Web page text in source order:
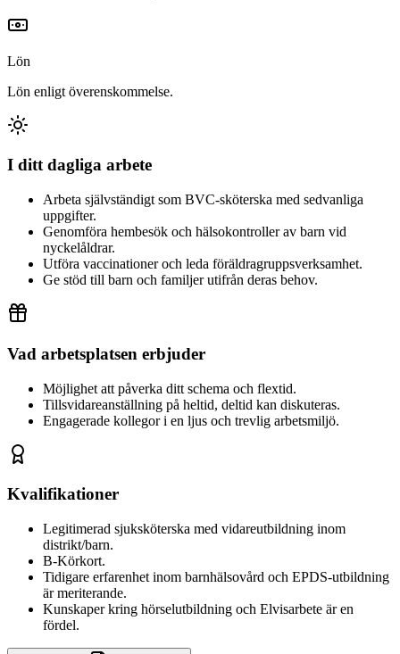
Lön
Lön enligt överenskommelse.
I ditt dagliga arbete
Arbeta självständigt som BVC-sköterska med sedvanliga
uppgifter.
Genomföra hembesök och hälsokontroller av barn vid
nyckelåldrar.
Utföra vaccinationer och leda föräldragruppsverksamhet.
Ge stöd till barn och familjer utifrån deras behov.
Vad arbetsplatsen erbjuder
Möjlighet att påverka ditt schema och flextid.
Tillsvidareanställning på heltid, deltid kan diskuteras.
Engagerade kollegor i en ljus och trevlig arbetsmiljö.
Kvalifikationer
Legitimerad sjuksköterska med vidareutbildning inom
distrikt/barn.
B-Körkort.
Tidigare erfarenhet inom barnhälsovård och EPDS-utbildning
är meriterande.
Kunskaper kring hörselutbildning och Elvisarbete är en
fördel.